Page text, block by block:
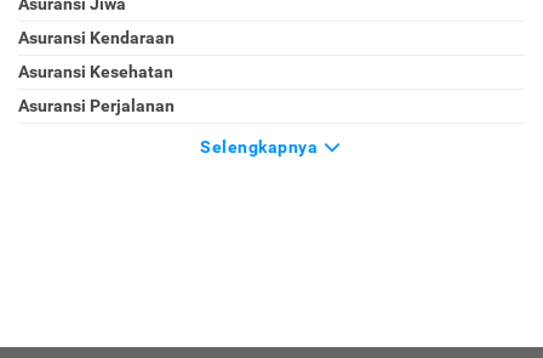
Asuransi Kendaraan
Asuransi Kesehatan
Asuransi Perjalanan
Selengkapnya